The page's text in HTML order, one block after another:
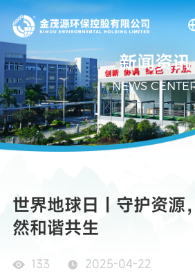
新闻资讯
NEWS
世界地球日｜守护资源
然和谐共生
133 2025-04-22